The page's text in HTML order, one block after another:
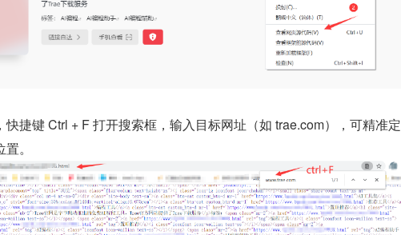
捷键 Ctrl + F 打开搜索框，输入目标网址（如 trae.com），可精准定
。